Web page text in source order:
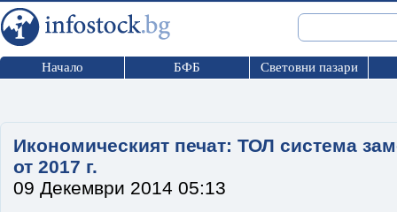
Начало БФБ Световни пазари
Икономическият печат: ТОЛ система
от 2017 г.
09 Декември 2014 05:13